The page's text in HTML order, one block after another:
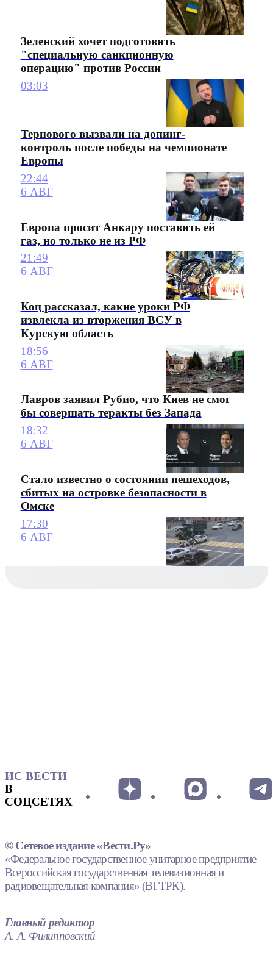
Зеленский хочет подготовить
"специальную санкционную
операцию" против России
03:03
Тернового вызвали на допинг-
контроль после победы на чемпионате
Европы
22:44
6 АВГ
Европа просит Анкару поставить ей
газ, но только не из РФ
21:49
6 АВГ
Коц рассказал, какие уроки РФ
извлекла из вторжения ВСУ в
Курскую область
18:56
6 АВГ
Лавров заявил Рубио, что Киев не смог
бы совершать теракты без Запада
18:32
6 АВГ
Стало известно о состоянии пешеходов,
сбитых на островке безопасности в
Омске
17:30
6 АВГ
ИС ВЕСТИ
В
СОЦСЕТЯХ
© Сетевое издание «Вести.Ру»
«Федеральное государственное унитарное предприятие
Всероссийская государственная телевизионная и
радиовещательная компания» (ВГТРК).
Главный редактор
А. А. Филипповский